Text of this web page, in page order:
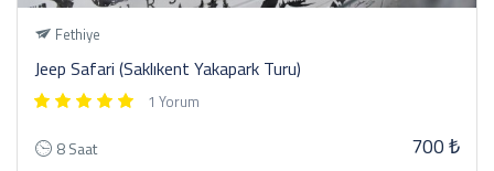
Fethiye
Jeep Safari (Saklıkent Yakapark Turu)
1 Yorum
8 Saat 700 ₺